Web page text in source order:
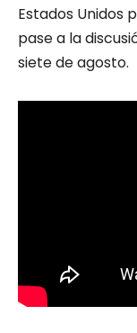
Estados Unidos
pase a la
siete de agosto.